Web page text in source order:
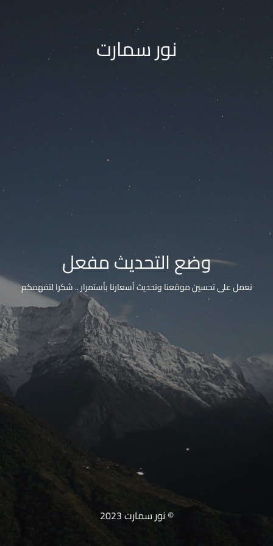
نور سمارت
وضع التحديث مفعل
نعمل على تحسين موقعنا وتحديث أسعارنا بأستمرار .. شكرا لتفهمكم
© نور سمارت 2023